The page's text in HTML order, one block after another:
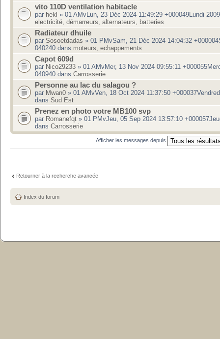
vito 110D ventilation habitacle
par hekl » 01 AMvLun, 23 Déc 2024 11:49:29 +000049Lundi
electricité, démarreurs, alternateurs, batteries
Radiateur dhuile
par Sosoetdadas » 01 PMvSam, 21 Déc 2024 14:04:32
040240 dans moteurs, echappements
Capot 609d
par Nico29233 » 01 AMvMer, 13 Nov 2024 09:55:11
040940 dans Carrosserie
Personne au lac du salagou ?
par Mwan0 » 01 AMvVen, 18 Oct 2024 11:37:50
dans Sud Est
Prenez en photo votre MB100 svp
par Romanefqt » 01 PMvJeu, 05 Sep 2024 13:57:10
dans Carrosserie
Afficher les messages depuis
Retourner à la recherche avancée
Index du forum